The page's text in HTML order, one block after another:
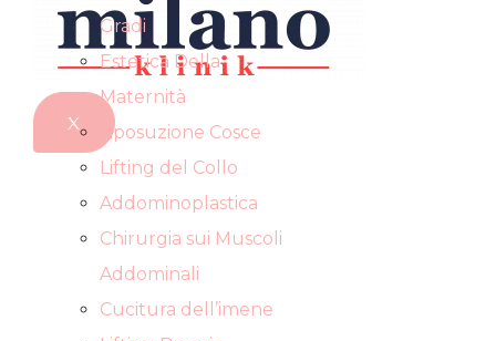
X
Gradi
Estetica Della
Maternità
Liposuzione Cosce
Lifting del Collo
Addominoplastica
Chirurgia sui Muscoli
Addominali
Cucitura dell’imene